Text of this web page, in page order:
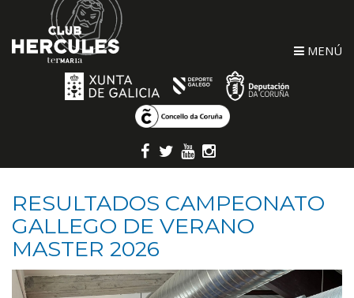
MENÚ
RESULTADOS CAMPEONATO
GALLEGO DE VERANO
MASTER 2026